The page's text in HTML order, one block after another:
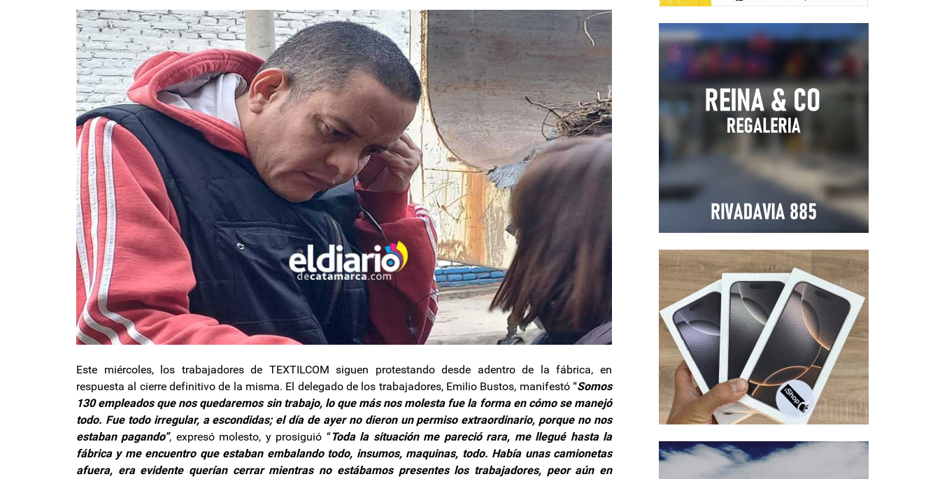
Este miércoles, los trabajadores de TEXTILCOM siguen protestando desde adentro de la fábrica, en
respuesta al cierre definitivo de la misma. El delegado de los trabajadores, Emilio Bustos, manifestó “Somos
130 empleados que nos quedaremos sin trabajo, lo que más nos molesta fue la forma en cómo se manejó
todo. Fue todo irregular, a escondidas; el día de ayer no dieron un permiso extraordinario, porque no nos
estaban pagando”, expresó molesto, y prosiguió “Toda la situación me pareció rara, me llegué hasta la
fábrica y me encuentro que estaban embalando todo, insumos, maquinas, todo. Había unas camionetas
afuera, era evidente querían cerrar mientras no estábamos presentes los trabajadores, peor aún en